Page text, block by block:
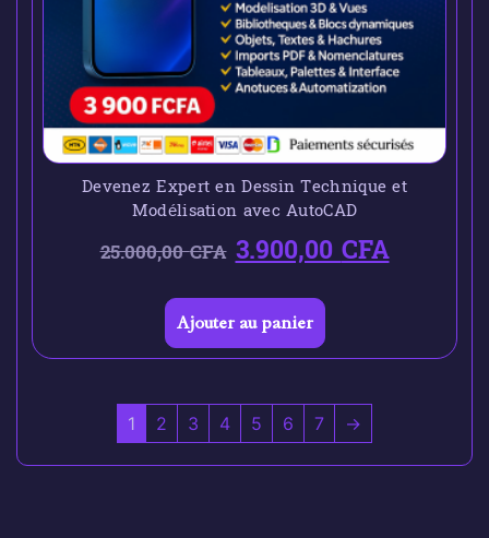
Devenez Expert en Dessin Technique et
Modélisation avec AutoCAD
25.000,00CFA 3.900,00CFA
Ajouter au panier
1 2 3 4 5 6 7 →